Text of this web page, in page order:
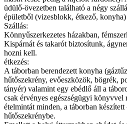
üdülő-övezetben található a négy
épületből (vizesblokk, étkező,
Szállás:
Könnyűszerkezetes házakban,
Kispárnát és takarót biztosítunk,
hozni kell.
étkezés:
A táborban berendezett konyha
hűtőszekrény, evőeszközök, bögrék,
tányér) valamint egy ebédlő áll a
csak érvényes egészségügyi
ételmintát minden, a táborban
hűtőszekrénybe.